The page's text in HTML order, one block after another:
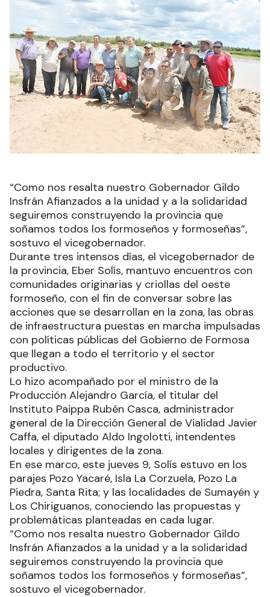
“Como nos resalta nuestro Gobernador Gildo
Insfrán Afianzados a la unidad y a la solidaridad
seguiremos construyendo la provincia que
soñamos todos los formoseños y formoseñas”,
sostuvo el vicegobernador.
Durante tres intensos días, el vicegobernador de
la provincia, Eber Solís, mantuvo encuentros con
comunidades originarias y criollas del oeste
formoseño, con el fin de conversar sobre las
acciones que se desarrollan en la zona, las obras
de infraestructura puestas en marcha impulsadas
con políticas públicas del Gobierno de Formosa
que llegan a todo el territorio y el sector
productivo.
Lo hizo acompañado por el ministro de la
Producción Alejandro García, el titular del
Instituto Paippa Rubén Casca, administrador
general de la Dirección General de Vialidad Javier
Caffa, el diputado Aldo Ingolotti, intendentes
locales y dirigentes de la zona.
En ese marco, este jueves 9, Solís estuvo en los
parajes Pozo Yacaré, Isla La Corzuela, Pozo La
Piedra, Santa Rita; y las localidades de Sumayén y
Los Chiriguanos, conociendo las propuestas y
problemáticas planteadas en cada lugar.
“Como nos resalta nuestro Gobernador Gildo
Insfrán Afianzados a la unidad y a la solidaridad
seguiremos construyendo la provincia que
soñamos todos los formoseños y formoseñas”,
sostuvo el vicegobernador.